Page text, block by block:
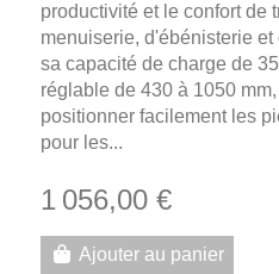
productivité et le confort de
menuiserie, d'ébénisterie
sa capacité de charge de
réglable de 430 à 1050
positionner facilement les
pour les...
1 056,00 €
Ajouter au panier